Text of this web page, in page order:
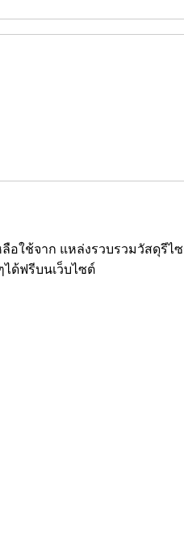
อใช้จาก แหล่งรวบรวมวัสดุรี
ด้ฟรีบนเว็บไซต์